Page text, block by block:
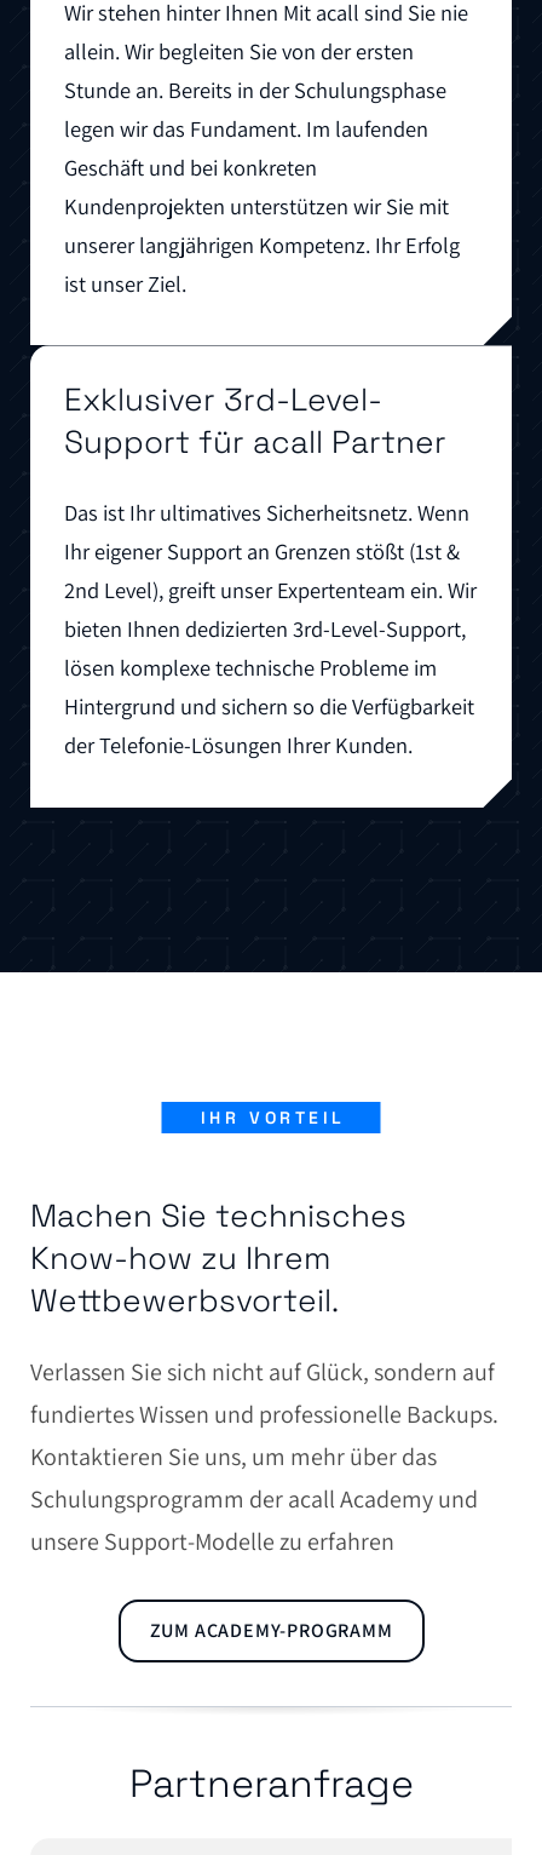
Wir stehen hinter Ihnen Mit acall sind Sie nie
allein. Wir begleiten Sie von der ersten
Stunde an. Bereits in der Schulungsphase
legen wir das Fundament. Im laufenden
Geschäft und bei konkreten
Kundenprojekten unterstützen wir Sie mit
unserer langjährigen Kompetenz. Ihr Erfolg
ist unser Ziel.
Exklusiver 3rd-Level-
Support für acall Partner
Das ist Ihr ultimatives Sicherheitsnetz. Wenn
Ihr eigener Support an Grenzen stößt (1st &
2nd Level), greift unser Expertenteam ein. Wir
bieten Ihnen dedizierten 3rd-Level-Support,
lösen komplexe technische Probleme im
Hintergrund und sichern so die Verfügbarkeit
der Telefonie-Lösungen Ihrer Kunden.
IHR VORTEIL
Machen Sie technisches
Know-how zu Ihrem
Wettbewerbsvorteil.
Verlassen Sie sich nicht auf Glück, sondern auf
fundiertes Wissen und professionelle Backups.
Kontaktieren Sie uns, um mehr über das
Schulungsprogramm der acall Academy und
unsere Support-Modelle zu erfahren
ZUM ACADEMY-PROGRAMM
Partneranfrage